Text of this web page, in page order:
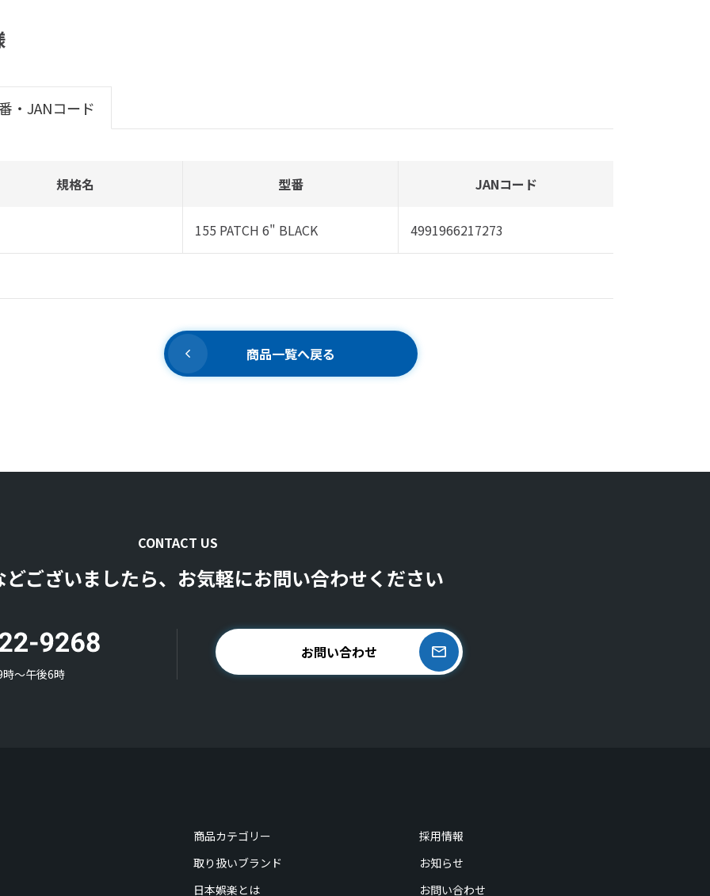
・JANコード
規格名 型番 JANコード
155 PATCH 6" BLACK 4991966217273
商品一覧へ戻る
CONTACT US
ございましたら、お気軽にお問い合わせください
〜午後6時
お問い合わせ
商品カテゴリー
採用情報
取り扱いブランド
お知らせ
日本娯楽とは
お問い合わせ